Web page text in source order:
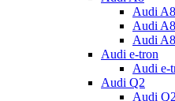
Audi
Audi
Audi
Audi e-tron
Audi e-
Audi Q2
Audi